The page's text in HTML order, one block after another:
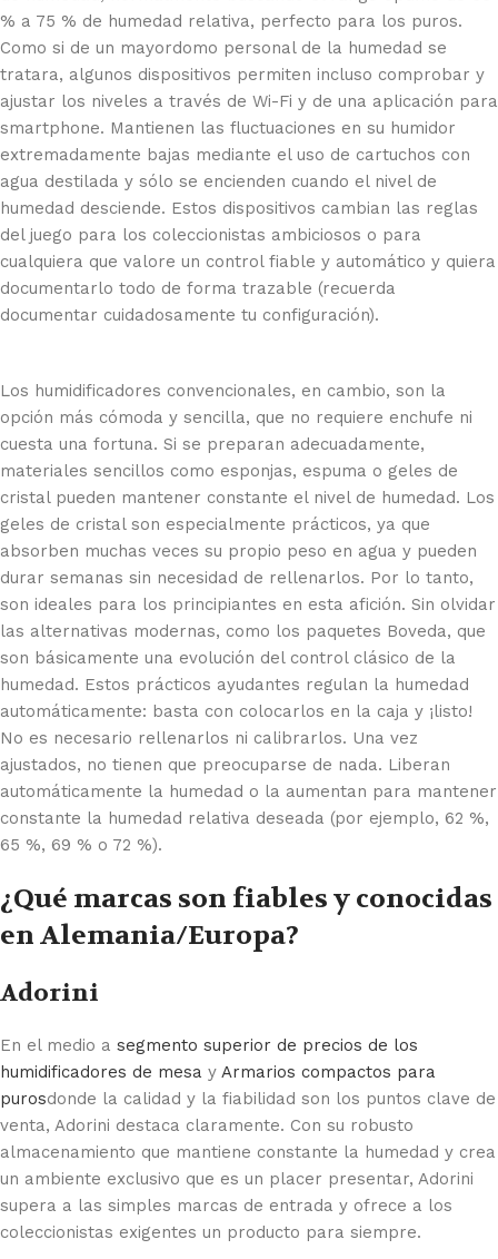
% a 75 % de humedad relativa, perfecto para los puros.
Como si de un mayordomo personal de la humedad se
tratara, algunos dispositivos permiten incluso comprobar y
ajustar los niveles a través de Wi-Fi y de una aplicación para
smartphone. Mantienen las fluctuaciones en su humidor
extremadamente bajas mediante el uso de cartuchos con
agua destilada y sólo se encienden cuando el nivel de
humedad desciende. Estos dispositivos cambian las reglas
del juego para los coleccionistas ambiciosos o para
cualquiera que valore un control fiable y automático y quiera
documentarlo todo de forma trazable (recuerda
documentar cuidadosamente tu configuración).
Los humidificadores convencionales, en cambio, son la
opción más cómoda y sencilla, que no requiere enchufe ni
cuesta una fortuna. Si se preparan adecuadamente,
materiales sencillos como esponjas, espuma o geles de
cristal pueden mantener constante el nivel de humedad. Los
geles de cristal son especialmente prácticos, ya que
absorben muchas veces su propio peso en agua y pueden
durar semanas sin necesidad de rellenarlos. Por lo tanto,
son ideales para los principiantes en esta afición. Sin olvidar
las alternativas modernas, como los paquetes Boveda, que
son básicamente una evolución del control clásico de la
humedad. Estos prácticos ayudantes regulan la humedad
automáticamente: basta con colocarlos en la caja y ¡listo!
No es necesario rellenarlos ni calibrarlos. Una vez
ajustados, no tienen que preocuparse de nada. Liberan
automáticamente la humedad o la aumentan para mantener
constante la humedad relativa deseada (por ejemplo, 62 %,
65 %, 69 % o 72 %).
¿Qué marcas son fiables y conocidas
en Alemania/Europa?
Adorini
En el medio a segmento superior de precios de los
humidificadores de mesa y Armarios compactos para
purosdonde la calidad y la fiabilidad son los puntos clave de
venta, Adorini destaca claramente. Con su robusto
almacenamiento que mantiene constante la humedad y crea
un ambiente exclusivo que es un placer presentar, Adorini
supera a las simples marcas de entrada y ofrece a los
coleccionistas exigentes un producto para siempre.